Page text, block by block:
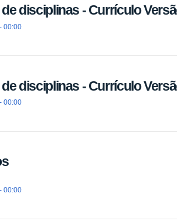
disciplinas - Currículo
00:00
disciplinas - Currículo
00:00
00:00